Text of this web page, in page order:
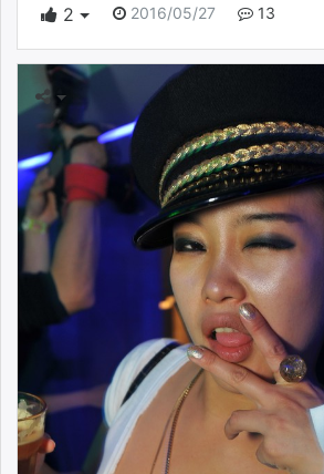
2
2016/05/27 13